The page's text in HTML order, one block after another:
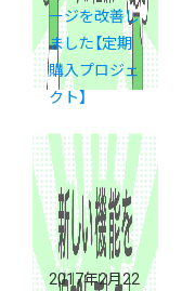
ージを改善し
ました【定期
購入プロジェ
クト】
2017年2月22